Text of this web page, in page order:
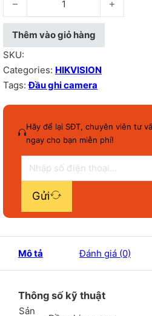
Thêm vào giỏ hàng
SKU:
Categories: HIKVISION
Tags:Đầu ghi camera
Hãy để lại SĐT, chuyên viên tư
ngay cho bạn miễn phí!
Gửi
Mô tả Đánh giá (0)
Thông số kỹ thuật
Sản